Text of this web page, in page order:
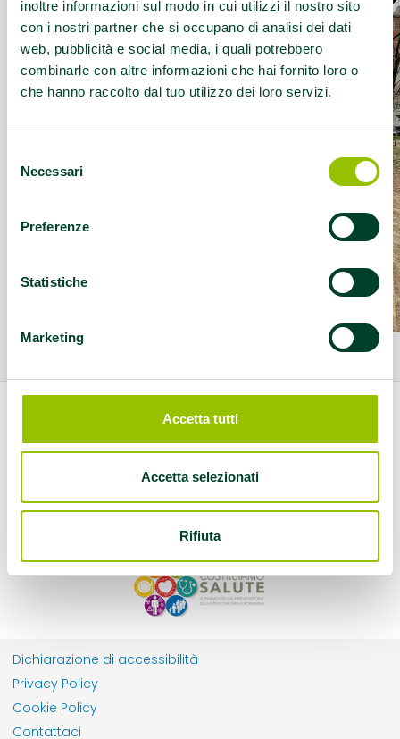
inoltre informazioni sul modo in cui utilizzi il nostro sito
con i nostri partner che si occupano di analisi dei dati
web, pubblicità e social media, i quali potrebbero
combinarle con altre informazioni che hai fornito loro o
che hanno raccolto dal tuo utilizzo dei loro servizi.
delNecessari
Preferenze
Statistiche
Marketing
Accetta tutti
Accetta selezionati
Rifiuta
Dichiarazione di accessibilità
Privacy Policy
Cookie Policy
Contattaci